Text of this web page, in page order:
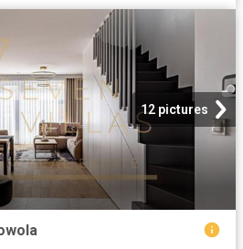
12 pictures